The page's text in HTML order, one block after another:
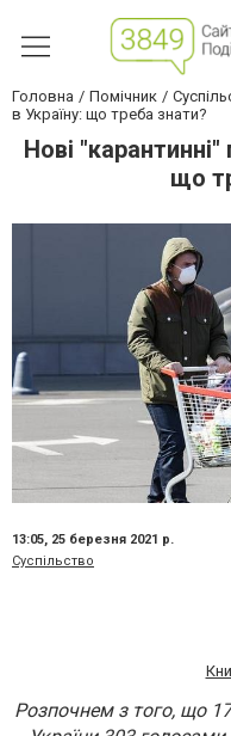
Головна Помічник
в Україну: що треба знати?
Нові "карантинні"
що
13:05, 25 березня 2021 р.
Суспільство
Розпочнем з того, що